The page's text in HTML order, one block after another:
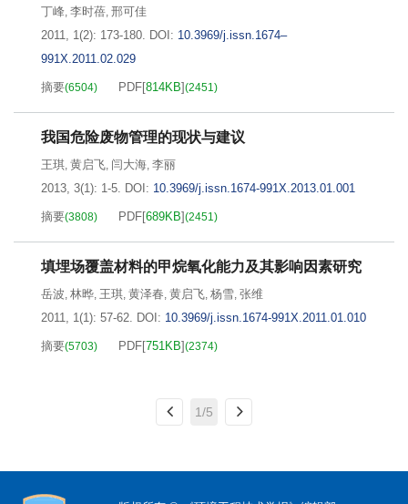
丁峰, 李时蓓, 邢可佳
2011, 1(2): 173-180. DOI: 10.3969/j.issn.1674–
991X.2011.02.029
摘要(6504) PDF[814KB](2451)
我国危险废物管理的现状与建议
王琪, 黄启飞, 闫大海, 李丽
2013, 3(1): 1-5. DOI: 10.3969/j.issn.1674-991X.2013.01.001
摘要(3808) PDF[689KB](2451)
填埋场覆盖材料的甲烷氧化能力及其影响因素研究
岳波, 林晔, 王琪, 黄泽春, 黄启飞, 杨雪, 张维
2011, 1(1): 57-62. DOI: 10.3969/j.issn.1674-991X.2011.01.010
摘要(5703) PDF[751KB](2374)
1/5